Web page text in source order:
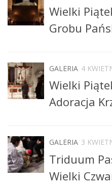
Wielki
Grobu
GALERIA 4
Wielki
Adoracja
GALERIA 3
Triduum
Wielki